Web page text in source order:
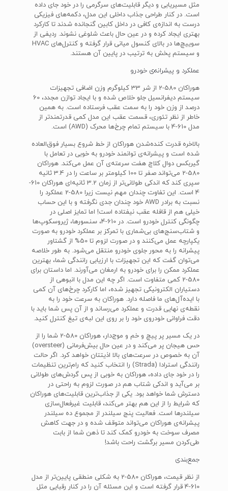
مثل مسیریابی و دیگر قابلیت‌های سرگرمی را در خود جای داده
است. در کنار طراحی جذاب داخلی این مدل، دکمه‌های فیزیکی
درست به اندازه‌ی کافی در داخل کابین گنجانده شدند تا کارکرد
بهتری ایجاد کرده و در عین حال باعث شلوغی نشوند. ردیفی از
سوییچ‌ها در بالای کنسول میانی قرار گرفته و کنترل‌های HVAC
و سیستم پخش به ترتیب در پایین آن هستند.
عملکرد و پیشرانه‌ی خودرو
هوراکان 580-2 از شر 33 کیلوگرم وزن اضافی تجهیزات
سیستم دیفرانسیل جلو خلاص شده و با ایجاد توازن مجدد، 60
درصد از وزن خود را به سمت عقب فرستاده است. به همین
خاطر از نظر تئوری، قسمت عقب این مدل کمی قدرتمندتر از
مدل 610-4 با سیستم تمام چرخ‌ها محرک (AWD) است.
بالاخره قدرت کنده‌شدن هوراکان از خط شروع بسیار فوق‌العاده
شده است و پیشرانه‌ی توانمند خودرو به خوبی در تعامل با
گیربکس دوال کلاچ هفت سرعته‌ی آن عمل می‌کند. هوراکان
580-2 می‌تواند صفر تا 100 کیلومتر بر ساعت را در 3.4 ثانیه
سپری کند که اندکی طولانی‌تر از زمان 3.2 ثانیه‌ای هوراکان 610-
4 است. این تفاوت چندان مهم نیست زیرا 580-2 عملکرد را
نسبت به برادر AWD خود چندان جدی نگرفته و با این حساب
خیلی هم از قافله عقب نیفتاده است! اما تمایز اصلی در
چگونگی کنترل خودرو است. در 610-4، سنسورها، ژیروسکوپ‌ها
و شتاب‌سنج‌های بی‌شماری با تمرکز بر عملکرد خودرو به صورت
یکپارچه عمل می‌کنند و در صورت لزوم تا 50% از گشتاور
پیشرانه را به محور جلوی خودرو منتقل ‌می‌شود. به طور خلاصه
می‌توان گفت که این تجهیزات با ارزیابی رانندگی شما، بهترین
عملکرد ممکن را برای خودرو به ارمغان می‌آورند. اما داستان برای
580-2 کمی متفاوت است. اگر چه این مدل با انبوهی از
دستیاران الکترونیکی تجهیز شده، اما کارکرد چرخ‌های آن کمی
با ایده‌آل‌های ما فاصله دارد. هوراکان به سرعت خود را به
نقطه‌ی نهایی قدرت و عملکرد می‌رساند و از آن پس شما باید با
دقت فراوانی خودروی خود را بر روی این لبه‌ی تیغ کنترل کنید.
در یک مسیر پر پیچ و خم و موج‌دار، هوراکان 580-2 شما را از
حس هیجان پر می‌کند و در عین حال بیش‌فرمانی (oversteer)
آن به خصوص در سرعت‌های بالا اذیتتان خواهد کرد. اگر حالت
رانندگی استرادا (Strada) را انتخاب کنید که رام‌ترین تنظیمات
را در خود جای داده، هوراکان به خوبی از پس گردش‌های طولانی
بر می‌آید و اندکی شتاب هم در صورت لزوم به راحتی در
دسترش شما خواهد بود. یکی از جذاب‌ترین قابلیت‌های هوراکان
که شرایط را از این هم بهتر می‌کند، قابلیت غیرفعال‌سازی
سیلندرها است. فعالیت پنج سیلندر از مجموع ده سیلندر
پیشرانه‌ی هوراکان می‌تواند متوقف شده و در جهت کاهش
مصرف سوخت به خودرو کمک کند تا ذهن شما از بابت
طی‌کردن مسیر برگشت راحت باشد!
جمع‌بندی
از نظر قیمت، هوراکان 580-2 به شکلی منطقی پایین‌تر از مدل
610-4 قرار گرفته است و این مسئله آن را در کنار رقبایی مثل